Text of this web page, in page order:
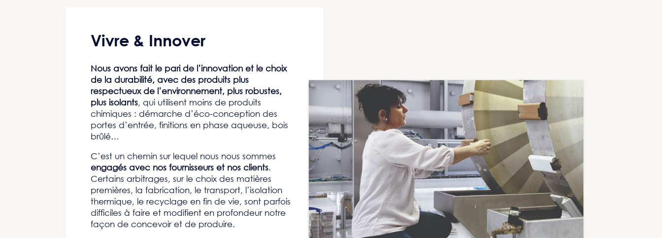
Vivre & Innover
Nous avons fait le pari de l’innovation et le choix
de la durabilité, avec des produits plus
respectueux de l’environnement, plus robustes,
plus isolants, qui utilisent moins de produits
chimiques : démarche d’éco-conception des
portes d’entrée, finitions en phase aqueuse, bois
brûlé…
C’est un chemin sur lequel nous nous sommes
engagés avec nos fournisseurs et nos clients.
Certains arbitrages, sur le choix des matières
premières, la fabrication, le transport, l’isolation
thermique, le recyclage en fin de vie, sont parfois
difficiles à faire et modifient en profondeur notre
façon de concevoir et de produire.